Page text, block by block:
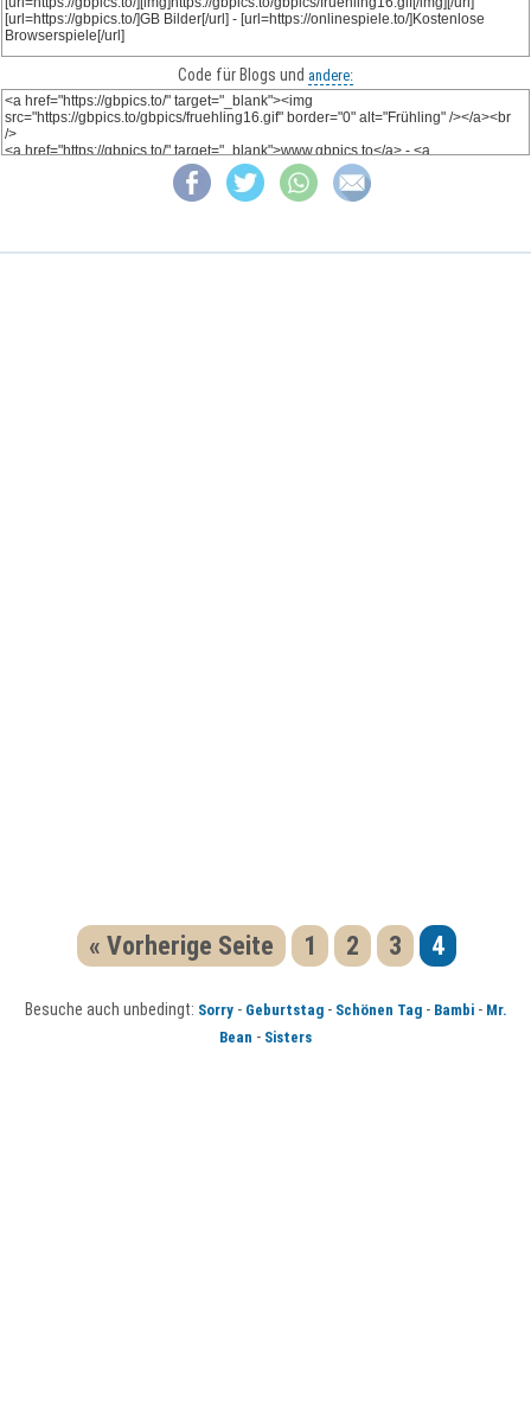
Code für Blogs und andere:
« Vorherige Seite 1 2 3 4
Besuche auch unbedingt: Sorry- Geburtstag- Schönen Tag- Bambi- Mr.
Bean - Sisters